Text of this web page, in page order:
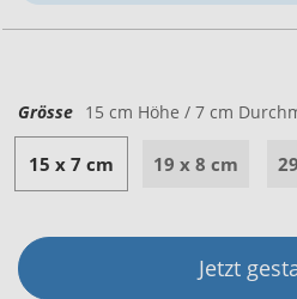
Grösse 15 cm Höhe / 7 cm
15 x 7 cm 19 x 8 cm
Jetzt